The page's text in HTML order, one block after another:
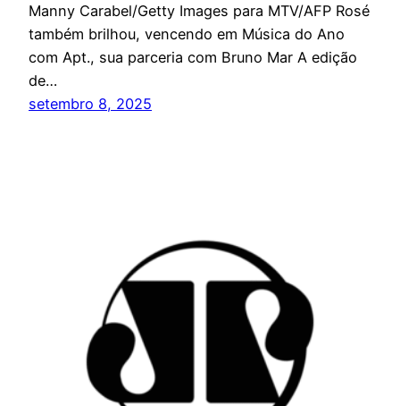
Manny Carabel/Getty Images para MTV/AFP Rosé
também brilhou, vencendo em Música do Ano
com Apt., sua parceria com Bruno Mar A edição
de…
setembro 8, 2025